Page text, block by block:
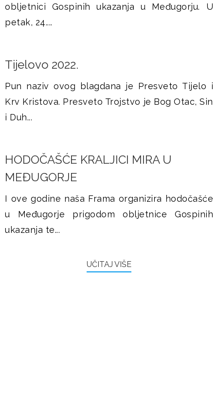
obljetnici Gospinih ukazanja u Međugorju. U
petak, 24....
Tijelovo 2022.
Pun naziv ovog blagdana je Presveto Tijelo i
Krv Kristova. Presveto Trojstvo je Bog Otac, Sin
i Duh...
HODOČAŠĆE KRALJICI MIRA U
MEĐUGORJE
I ove godine naša Frama organizira hodočašće
u Međugorje prigodom obljetnice Gospinih
ukazanja te...
UČITAJ VIŠE